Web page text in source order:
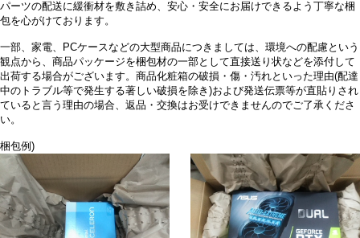
パーツの配送に緩衝材を敷き詰め、安心・安全にお届けできるよう丁寧な梱
包を心がけております。
一部、家電、PCケースなどの大型商品につきましては、環境への配慮という
観点から、商品パッケージを梱包材の一部として直接送り状などを添付して
出荷する場合がございます。商品化粧箱の破損・傷・汚れといった理由(配達
中のトラブル等で発生する著しい破損を除き)および発送伝票等が直貼りされ
ていると言う理由の場合、返品・交換はお受けできませんのでご了承くださ
い。
梱包例)